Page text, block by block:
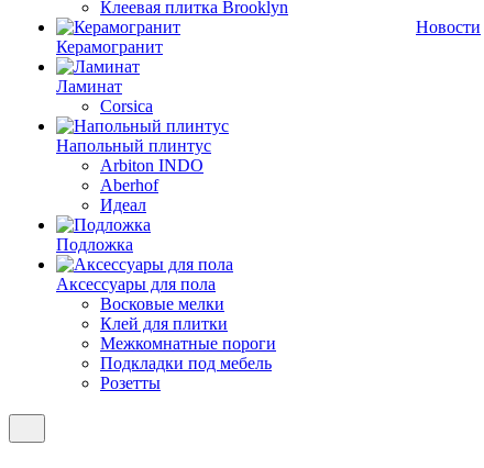
Клеевая плитка Brooklyn
Керамогранит
Ламинат
Corsica
Напольный плинтус
Arbiton INDO
Aberhof
Идеал
Подложка
Аксессуары для пола
Восковые мелки
Клей для плитки
Межкомнатные пороги
Подкладки под мебель
Розетты
Новости